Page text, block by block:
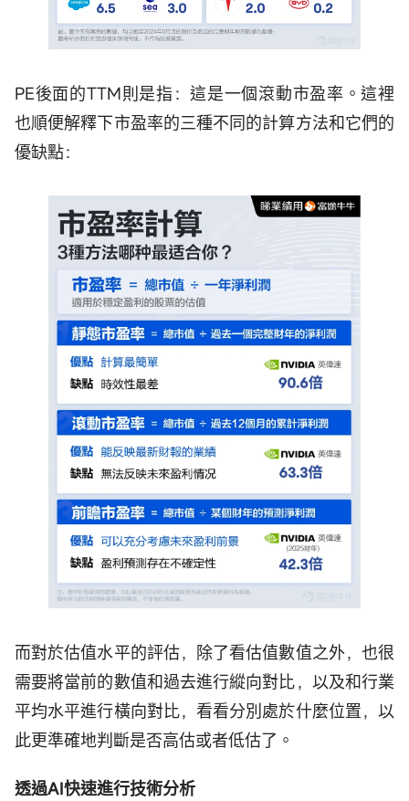
PE後面的TTM則是指：這是一個滾動市盈率。這裡
也順便解釋下市盈率的三種不同的計算方法和它們的
優缺點：
而對於估值水平的評估，除了看估值數值之外，也很
需要將當前的數值和過去進行縱向對比，以及和行業
平均水平進行橫向對比，看看分別處於什麼位置，以
此更準確地判斷是否高估或者低估了。
透過AI快速進行技術分析